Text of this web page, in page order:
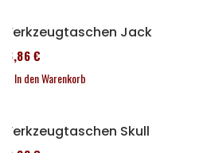
Werkzeugtaschen Jack
76,86 €
In den Warenkorb
Werkzeugtaschen Skull